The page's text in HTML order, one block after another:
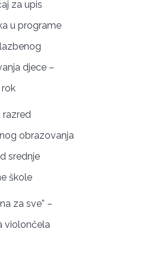
za upis
u programe
djece –
rok
razred
obrazovanja
srednje
škole
za sve” –
violončela